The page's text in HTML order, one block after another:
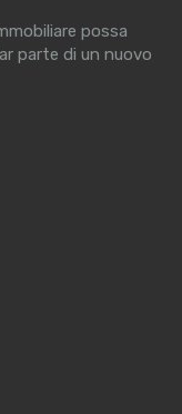
possa
parte di un nuovo